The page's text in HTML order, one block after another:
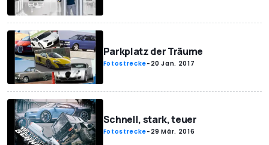
Parkplatz der Träume
Fotostrecke- 20 Jan. 2017
Schnell, stark, teuer
Fotostrecke- 29 Mär. 2016